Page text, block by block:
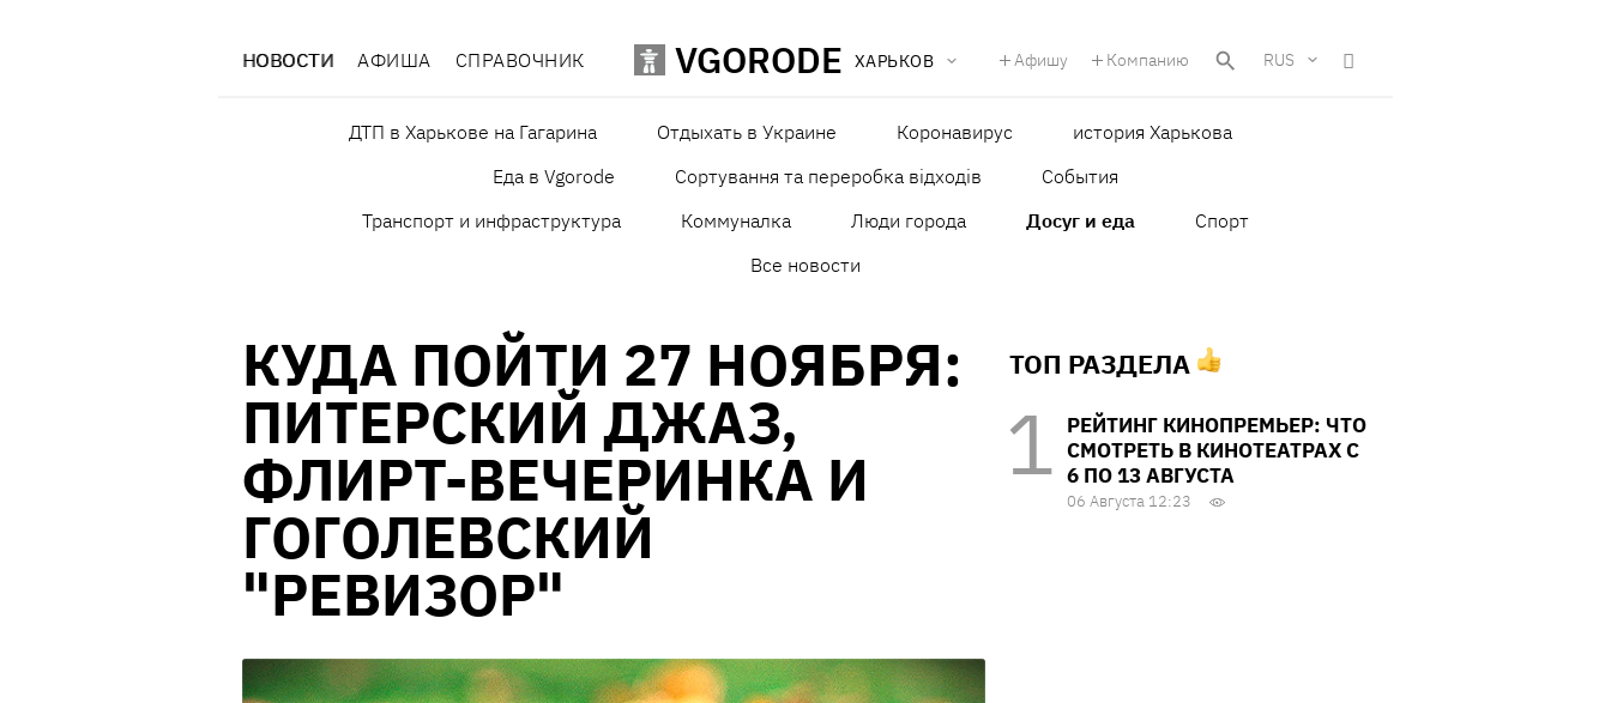
НОВОСТИ АФИША СПРАВОЧНИК VGORODE ХАРЬКОВ Афишу Компанию RUS
ДТП в Харькове на Гагарина Отдыхать в Украине Коронавирус
история Харькова
Еда в Vgorode
Сортування та переробка відходів
События
Транспорт и инфраструктура
Коммуналка Люди города Досуг и еда
Спорт
Все новости
КУДА ПОЙТИ 27 НОЯБРЯ:
ПИТЕРСКИЙ ДЖАЗ,
ФЛИРТ-ВЕЧЕРИНКА И
ГОГОЛЕВСКИЙ
"РЕВИЗОР"
ТОП РАЗДЕЛА
РЕЙТИНГ КИНОПРЕМЬЕР: ЧТО
СМОТРЕТЬ В КИНОТЕАТРАХ С
6 ПО 13 АВГУСТА
06 Августа 12:23